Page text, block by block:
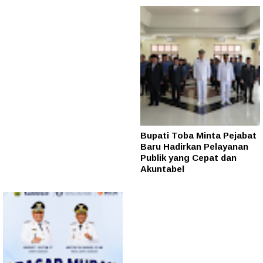
Bupati Toba Minta Pejabat
Baru Hadirkan Pelayanan
Publik yang Cepat dan
Akuntabel